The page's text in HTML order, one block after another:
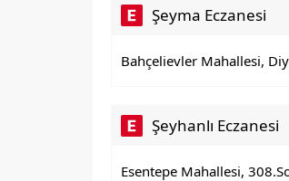
Şeyma Eczanesi
Bahçelievler Mahallesi,
Şeyhanlı Eczanesi
Esentepe Mahallesi,